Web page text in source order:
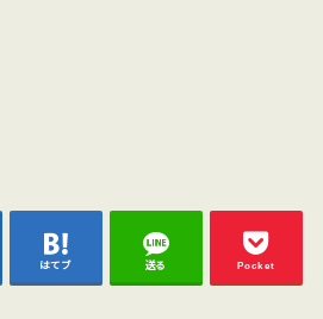
はてブ 送る Pocket